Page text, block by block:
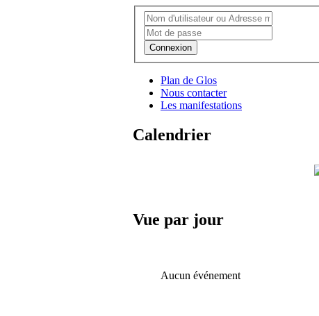
Connexion
Plan de Glos
Nous contacter
Les manifestations
Calendrier
Vue par jour
Aucun événement